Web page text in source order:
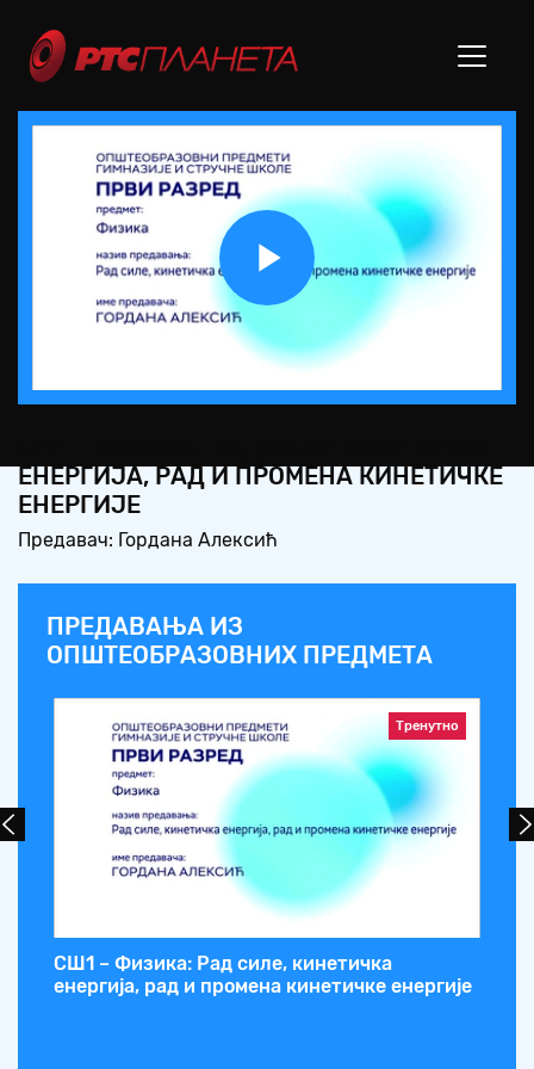
Play
Video
ЕНЕРГИЈА, РАД И ПРОМЕНА КИНЕТИЧКЕ
ЕНЕРГИЈЕ
Предавач: Гордана Алексић
ПРЕДАВАЊА ИЗ
ОПШТЕОБРАЗОВНИХ ПРЕДМЕТА
Тренутно
СШ1 – Физика: Рад силе, кинетичка
енергија, рад и промена кинетичке енергије